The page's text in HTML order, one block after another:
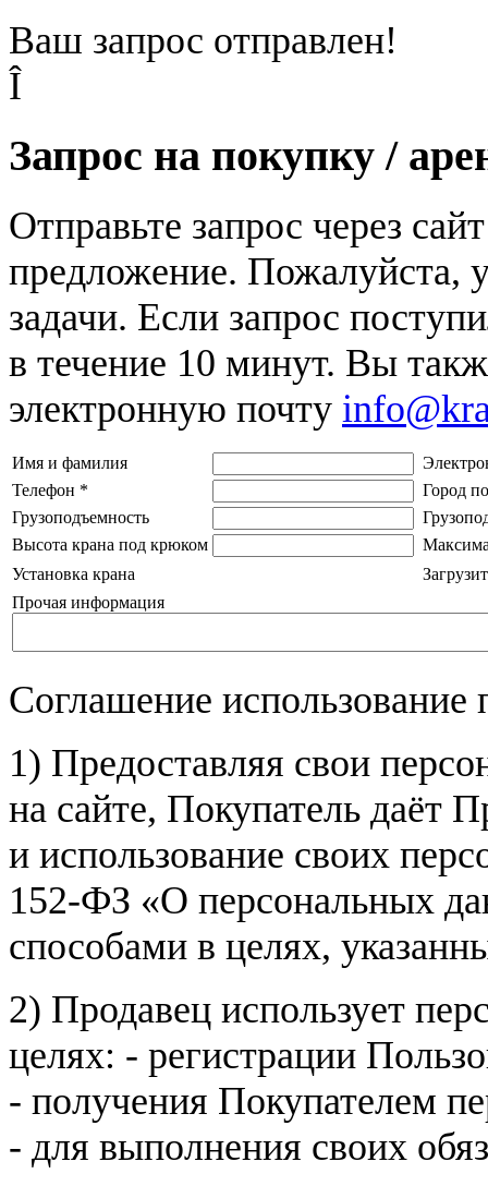
Ваш запрос отправлен!
Î
Запрос на покупку /
Отправьте запрос через
предложение. Пожалуйста,
задачи. Если запрос
в течение 10 минут. Вы
электронную почту
Имя и фамилия
Телефон *
Город
Грузоподъемность
Высота крана под крюком
Установка крана
Прочая информация
Соглашение
1) Предоставляя свои
на сайте, Покупатель даёт
и использование своих
152-ФЗ «О персональных
способами в целях,
2) Продавец использует
целях: - регистрации
- получения Покупателем
- для выполнения своих